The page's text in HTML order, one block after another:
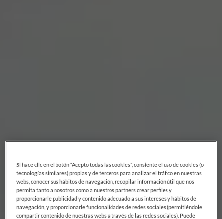
Si hace clic en el botón “Acepto todas las cookies”, consiente el uso de cookies (o
tecnologías similares) propias y de terceros para analizar el tráfico en nuestras
webs, conocer sus hábitos de navegación, recopilar información útil que nos
permita tanto a nosotros como a nuestros partners crear perfiles y
proporcionarle publicidad y contenido adecuado a sus intereses y hábitos de
navegación, y proporcionarle funcionalidades de redes sociales (permitiéndole
compartir contenido de nuestras webs a través de las redes sociales). Puede